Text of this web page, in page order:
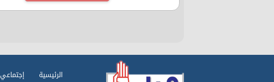
الرئيسية إجتماعي